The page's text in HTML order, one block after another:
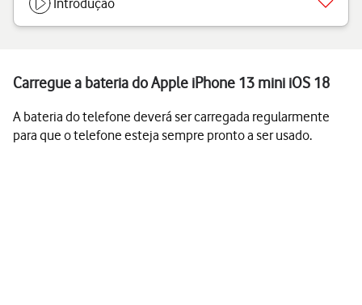
Introdução
Carregue a bateria do Apple iPhone 13 mini iOS 18
A bateria do telefone deverá ser carregada regularmente
para que o telefone esteja sempre pronto a ser usado.